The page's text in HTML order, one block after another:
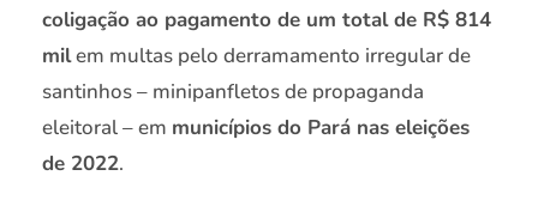
coligação ao pagamento de um total de R$ 814
milem multas pelo derramamento irregular de
santinhos – minipanfletos de propaganda
eleitoral – em municípios do Pará nas eleições
de 2022.